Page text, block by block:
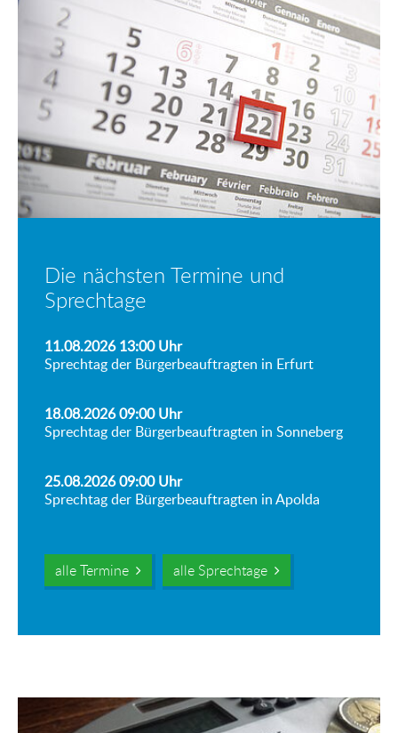
Die nächsten Termine und
Sprechtage
11.08.2026 13:00Uhr
Sprechtag der Bürgerbeauftragten in Erfurt
18.08.2026 09:00Uhr
Sprechtag der Bürgerbeauftragten in Sonneberg
25.08.2026 09:00Uhr
Sprechtag der Bürgerbeauftragten in Apolda
alle Termine alle Sprechtage